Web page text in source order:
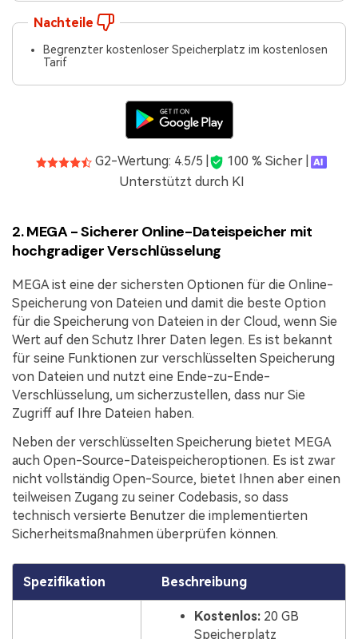
Nachteile
Begrenzter kostenloser Speicherplatz im kostenlosen
Tarif
G2-Wertung: 4.5/5 |
100 % Sicher |
Unterstützt durch KI
2. MEGA - Sicherer Online-Dateispeicher mit
hochgradiger Verschlüsselung
MEGA ist eine der sichersten Optionen für die Online-
Speicherung von Dateien und damit die beste Option
für die Speicherung von Dateien in der Cloud, wenn Sie
Wert auf den Schutz Ihrer Daten legen. Es ist bekannt
für seine Funktionen zur verschlüsselten Speicherung
von Dateien und nutzt eine Ende-zu-Ende-
Verschlüsselung, um sicherzustellen, dass nur Sie
Zugriff auf Ihre Dateien haben.
Neben der verschlüsselten Speicherung bietet MEGA
auch Open-Source-Dateispeicheroptionen. Es ist zwar
nicht vollständig Open-Source, bietet Ihnen aber einen
teilweisen Zugang zu seiner Codebasis, so dass
technisch versierte Benutzer die implementierten
Sicherheitsmaßnahmen überprüfen können.
Spezifikation Beschreibung
Kostenlos:20 GB
Speicherplatz